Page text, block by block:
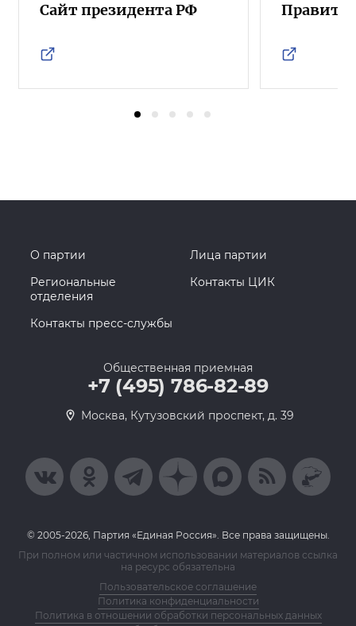
Сайт президента РФ
О партии
Лица партии
Региональные
отделения
Контакты ЦИК
Контакты пресс-службы
Общественная приемная
+7 (495) 786-82-89
Москва, Кутузовский проспект, д. 39
© 2005-2026, Партия «Единая Россия». Все права защищены.
При полном или частичном использовании материалов ссылка
на ресурс обязательна
Пользовательское соглашение
Политика конфиденциальности
Политика в отношении обработки персональных данных